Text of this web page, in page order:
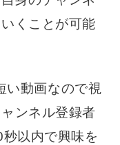
くことが可能
い動画なので視
ンネル登録者
以内で興味を